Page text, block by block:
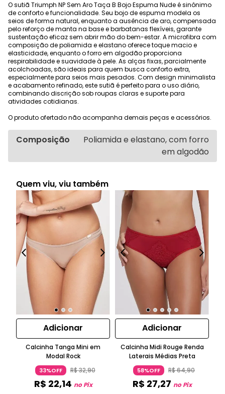
O sutiã Triumph NP Sem Aro Taça B Bojo Espuma Nude é sinônimo
de conforto e funcionalidade. Seu bojo de espuma modela os
seios de forma natural, enquanto a ausência de aro, compensada
pelo reforço de manta na base e barbatanas flexíveis, garante
sustentação eficaz sem abrir mão do bem-estar. A microfibra com
composição de poliamida e elastano oferece toque macio e
elasticidade, enquanto o forro em algodão proporciona
respirabilidade e suavidade à pele. As alças fixas, parcialmente
acolchoadas, são ideais para quem busca conforto extra,
especialmente para seios mais pesados. Com design minimalista
e acabamento refinado, este sutiã é perfeito para o uso diário,
combinando discrição sob roupas claras e suporte para
atividades cotidianas.
O produto ofertado não acompanha demais peças e acessórios.
Composição
Poliamida e elastano, com forro
em algodão
Quem viu, viu também
Adicionar
Calcinha Tanga Mini em
Modal Rock
33%OFF R$32,90
R$ 22,14 no Pix
Adicionar
Calcinha Midi Rouge Renda
Laterais Médias Preta
58%OFF R$64,90
R$ 27,27 no Pix